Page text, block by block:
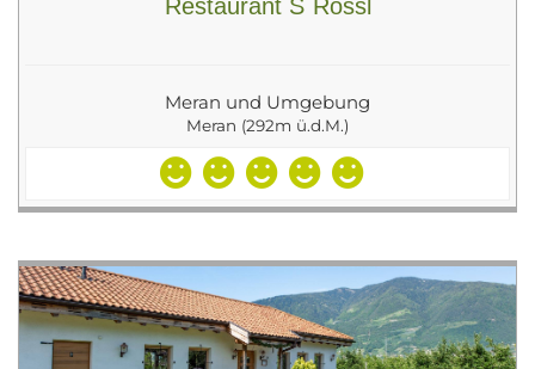
Restaurant S`Rössl
Meran und Umgebung
Meran (292m ü.d.M.)